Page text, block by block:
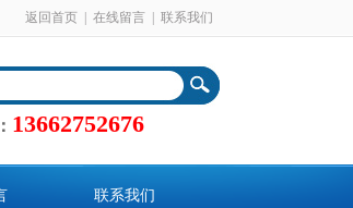
返回首页 在线留言 联系我们
13662752676
联系我们